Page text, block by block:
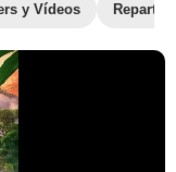
y Vídeos Reparto